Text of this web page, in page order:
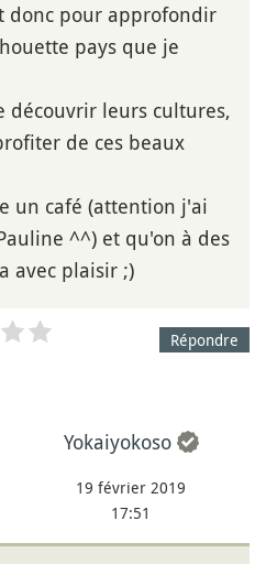
donc pour approfondir
pays que je
découvrir leurs cultures,
de ces beaux
un café (attention j'ai
^^) et qu'on à des
avec plaisir ;)
Répondre
Yokaiyokoso
19 février 2019
17:51